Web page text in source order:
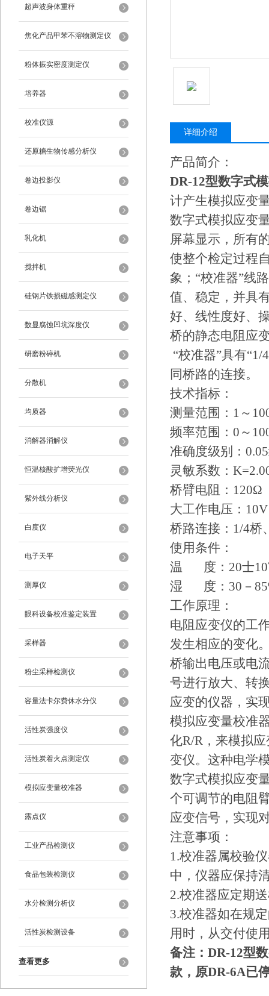
超声波身体重秤
焦化产品甲苯不溶物测定仪
粉体振实密度测定仪
培养器
校准仪源
还原糖生物传感分析仪
卷边投影仪
卷边锯
乳化机
搅拌机
硅钢片铁损磁感测定仪
数显腐蚀凹坑深度仪
研磨粉碎机
分散机
均质器
消解器消解仪
恒温核酸扩增荧光仪
紫外线分析仪
白度仪
电子天平
测厚仪
眼科设备校准鉴定装置
采样器
粉尘采样检测仪
容量法卡尔费休水分仪
活性炭强度仪
活性炭着火点测定仪
模拟应变量校准器
露点仪
工业产品检测仪
食品包装检测仪
水分检测分析仪
活性炭检测设备
查看更多
详细介绍
产品简介：
DR-12型数字式
计产生模拟应变
数字式模拟应变
屏幕显示，所有
使整个检定过程
象；“校准器”线
值、稳定，并具
好、线性度好、
桥的静态电阻应
“校准器”具有
同桥路的连接。
技术指标：
测量范围：1～
频率范围：0～
准确度级别：
灵敏系数：
桥臂电阻：120Ω
大工作电压：10V
桥路连接：1/4桥
使用条件：
温 度：20士
湿 度：30－
工作原理：
电阻应变仪的工
发生相应的变化
桥输出电压或电
号进行放大、转
应变的仪器，实
模拟应变量校准
化R/R，来模拟
变仪。这种电学
数字式模拟应变
个可调节的电阻
应变信号，实现
注意事项：
1.校准器属校验
中，仪器应保持
2.校准器应定期
3.校准器如在规
用时，从交付使
备注： DR-12型
款，原DR-6A已